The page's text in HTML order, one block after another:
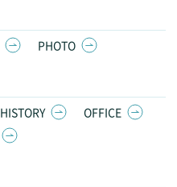
PHOTO
HISTORY
OFFICE